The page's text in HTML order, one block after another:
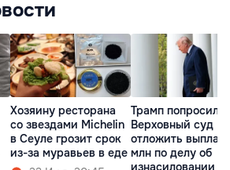
Хозяину ресторана
со звездами Michelin
в Сеуле грозит срок
из-за муравьев в еде
Трамп попросил
Верховный суд
отложить
млн по делу об
изнасиловании